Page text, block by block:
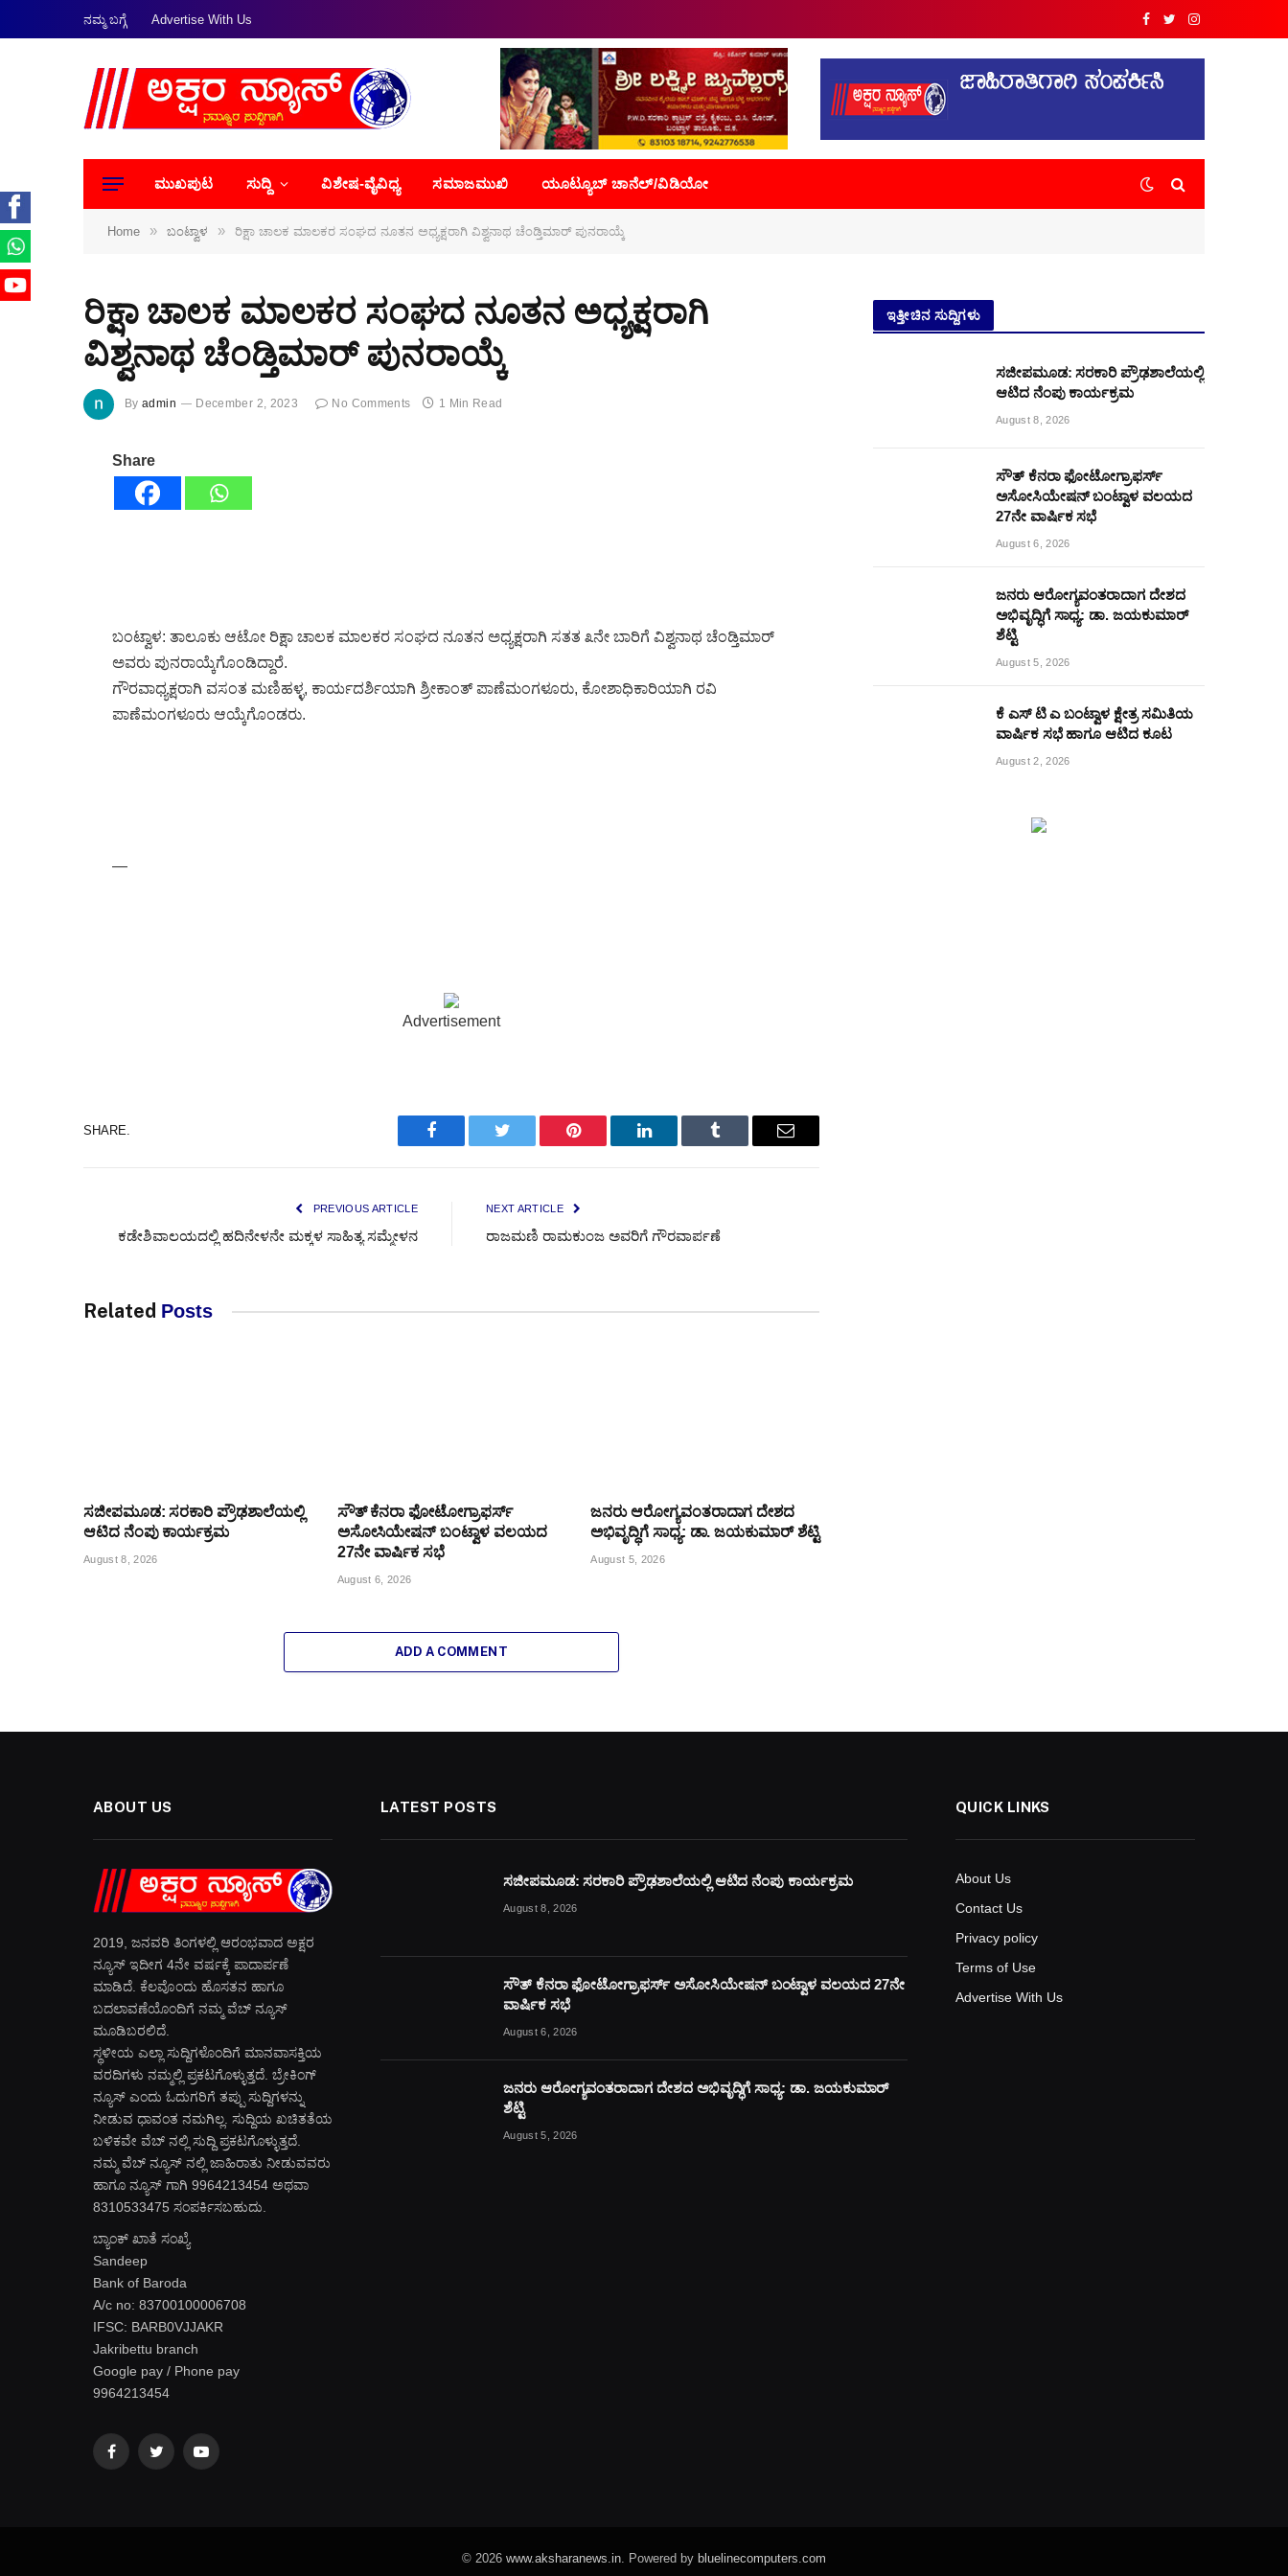
ನಮ್ಮ ಬಗ್ಗೆ Advertise With Us
Facebook
TwitterInstagram
ಮುಖಪುಟ ಸುದ್ದಿ ವಿಶೇಷ-ವೈವಿಧ್ಯ ಸಮಾಜಮುಖಿ ಯೂಟ್ಯೂಬ್ ಚಾನೆಲ್/ವಿಡಿಯೋ
Home » ಬಂಟ್ವಾಳ » ರಿಕ್ಷಾ ಚಾಲಕ ಮಾಲಕರ ಸಂಘದ ನೂತನ ಅಧ್ಯಕ್ಷರಾಗಿ ವಿಶ್ವನಾಥ ಚೆಂಡ್ತಿಮಾರ್ ಪುನರಾಯ್ಕೆ
ರಿಕ್ಷಾ ಚಾಲಕ ಮಾಲಕರ ಸಂಘದ ನೂತನ ಅಧ್ಯಕ್ಷರಾಗಿ
ವಿಶ್ವನಾಥ ಚೆಂಡ್ತಿಮಾರ್ ಪುನರಾಯ್ಕೆ
By admin December 2, 2023 No Comments 1 Min Read
Share
ಬಂಟ್ವಾಳ: ತಾಲೂಕು ಆಟೋ ರಿಕ್ಷಾ ಚಾಲಕ ಮಾಲಕರ ಸಂಘದ ನೂತನ ಅಧ್ಯಕ್ಷರಾಗಿ ಸತತ ೩ನೇ ಬಾರಿಗೆ ವಿಶ್ವನಾಥ ಚೆಂಡ್ತಿಮಾರ್
ಅವರು ಪುನರಾಯ್ಕೆಗೊಂಡಿದ್ದಾರೆ.
ಗೌರವಾಧ್ಯಕ್ಷರಾಗಿ ವಸಂತ ಮಣಿಹಳ್ಳ, ಕಾರ್ಯದರ್ಶಿಯಾಗಿ ಶ್ರೀಕಾಂತ್ ಪಾಣೆಮಂಗಳೂರು, ಕೋಶಾಧಿಕಾರಿಯಾಗಿ ರವಿ
ಪಾಣೆಮಂಗಳೂರು ಆಯ್ಕೆಗೊಂಡರು.
—
Advertisement
SHARE.
FacebookTwitter PinterestLinkedIn Tumblr Email
PREVIOUS ARTICLE
ಕಡೇಶಿವಾಲಯದಲ್ಲಿ ಹದಿನೇಳನೇ ಮಕ್ಕಳ ಸಾಹಿತ್ಯ ಸಮ್ಮೇಳನ
NEXT ARTICLE
ರಾಜಮಣಿ ರಾಮಕುಂಜ ಅವರಿಗೆ ಗೌರವಾರ್ಪಣೆ
Related Posts
ಸಜೀಪಮೂಡ: ಸರಕಾರಿ ಪ್ರೌಢಶಾಲೆಯಲ್ಲಿ
ಆಟಿದ ನೆಂಪು ಕಾರ್ಯಕ್ರಮ
August 8, 2026
ಸೌತ್ ಕೆನರಾ ಫೋಟೋಗ್ರಾಫರ್ಸ್
ಅಸೋಸಿಯೇಷನ್ ಬಂಟ್ವಾಳ ವಲಯದ
27ನೇ ವಾರ್ಷಿಕ ಸಭೆ
August 6, 2026
ಜನರು ಆರೋಗ್ಯವಂತರಾದಾಗ ದೇಶದ
ಅಭಿವೃದ್ಧಿಗೆ ಸಾಧ್ಯ: ಡಾ. ಜಯಕುಮಾರ್ ಶೆಟ್ಟಿ
August 5, 2026
ADD A COMMENT
ಇತ್ತೀಚಿನ ಸುದ್ದಿಗಳು
ಸಜೀಪಮೂಡ: ಸರಕಾರಿ ಪ್ರೌಢಶಾಲೆಯಲ್ಲಿ
ಆಟಿದ ನೆಂಪು ಕಾರ್ಯಕ್ರಮ
August 8, 2026
ಸೌತ್ ಕೆನರಾ ಫೋಟೋಗ್ರಾಫರ್ಸ್
ಅಸೋಸಿಯೇಷನ್ ಬಂಟ್ವಾಳ ವಲಯದ
27ನೇ ವಾರ್ಷಿಕ ಸಭೆ
August 6, 2026
ಜನರು ಆರೋಗ್ಯವಂತರಾದಾಗ ದೇಶದ
ಅಭಿವೃದ್ಧಿಗೆ ಸಾಧ್ಯ: ಡಾ. ಜಯಕುಮಾರ್
ಶೆಟ್ಟಿ
August 5, 2026
ಕೆ ಎಸ್ ಟಿ ಎ ಬಂಟ್ವಾಳ ಕ್ಷೇತ್ರ ಸಮಿತಿಯ
ವಾರ್ಷಿಕ ಸಭೆ ಹಾಗೂ ಆಟಿದ ಕೂಟ
August 2, 2026
ABOUT US
2019, ಜನವರಿ‌ ತಿಂಗಳಲ್ಲಿ ಆರಂಭವಾದ ಅಕ್ಷರ
ನ್ಯೂಸ್ ಇದೀಗ 4ನೇ ವರ್ಷಕ್ಕೆ ಪಾದಾರ್ಪಣೆ
ಮಾಡಿದೆ. ಕೆಲವೊಂದು ಹೊಸತನ ಹಾಗೂ
ಬದಲಾವಣೆಯೊಂದಿಗೆ ನಮ್ಮ ವೆಬ್ ನ್ಯೂಸ್
ಮೂಡಿಬರಲಿದೆ.
ಸ್ಥಳೀಯ ಎಲ್ಲಾ ಸುದ್ದಿಗಳೊಂದಿಗೆ ಮಾನವಾಸಕ್ತಿಯ
ವರದಿಗಳು ನಮ್ಮಲ್ಲಿ ಪ್ರಕಟಗೊಳ್ಳುತ್ತದೆ. ಬ್ರೇಕಿಂಗ್
ನ್ಯೂಸ್ ಎಂದು ಓದುಗರಿಗೆ ತಪ್ಪು ಸುದ್ದಿಗಳನ್ನು
ನೀಡುವ ಧಾವಂತ ನಮಗಿಲ್ಲ. ಸುದ್ದಿಯ ಖಚಿತತೆಯ
ಬಳಿಕವೇ ವೆಬ್ ನಲ್ಲಿ ಸುದ್ದಿ ಪ್ರಕಟಗೊಳ್ಳುತ್ತದೆ.
ನಮ್ಮ ವೆಬ್ ನ್ಯೂಸ್ ನಲ್ಲಿ ಜಾಹಿರಾತು ನೀಡುವವರು
ಹಾಗೂ ನ್ಯೂಸ್ ಗಾಗಿ 9964213454 ಅಥವಾ
8310533475 ಸಂಪರ್ಕಿಸಬಹುದು.
ಬ್ಯಾಂಕ್ ಖಾತೆ ಸಂಖ್ಯೆ
Sandeep
Bank of Baroda
A/c no: 83700100006708
IFSC: BARB0VJJAKR
Jakribettu branch
Google pay / Phone pay
9964213454
FacebookTwitter YouTube
LATEST POSTS
ಸಜೀಪಮೂಡ: ಸರಕಾರಿ ಪ್ರೌಢಶಾಲೆಯಲ್ಲಿ ಆಟಿದ ನೆಂಪು ಕಾರ್ಯಕ್ರಮ
August 8, 2026
ಸೌತ್ ಕೆನರಾ ಫೋಟೋಗ್ರಾಫರ್ಸ್ ಅಸೋಸಿಯೇಷನ್ ಬಂಟ್ವಾಳ ವಲಯದ 27ನೇ
ವಾರ್ಷಿಕ ಸಭೆ
August 6, 2026
ಜನರು ಆರೋಗ್ಯವಂತರಾದಾಗ ದೇಶದ ಅಭಿವೃದ್ಧಿಗೆ ಸಾಧ್ಯ: ಡಾ. ಜಯಕುಮಾರ್
ಶೆಟ್ಟಿ
August 5, 2026
QUICK LINKS
About Us
Contact Us
Privacy policy
Terms of Use
Advertise With Us
© 2026 www.aksharanews.in. Powered by bluelinecomputers.com